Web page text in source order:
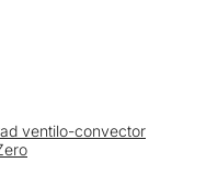
ventilo-convector